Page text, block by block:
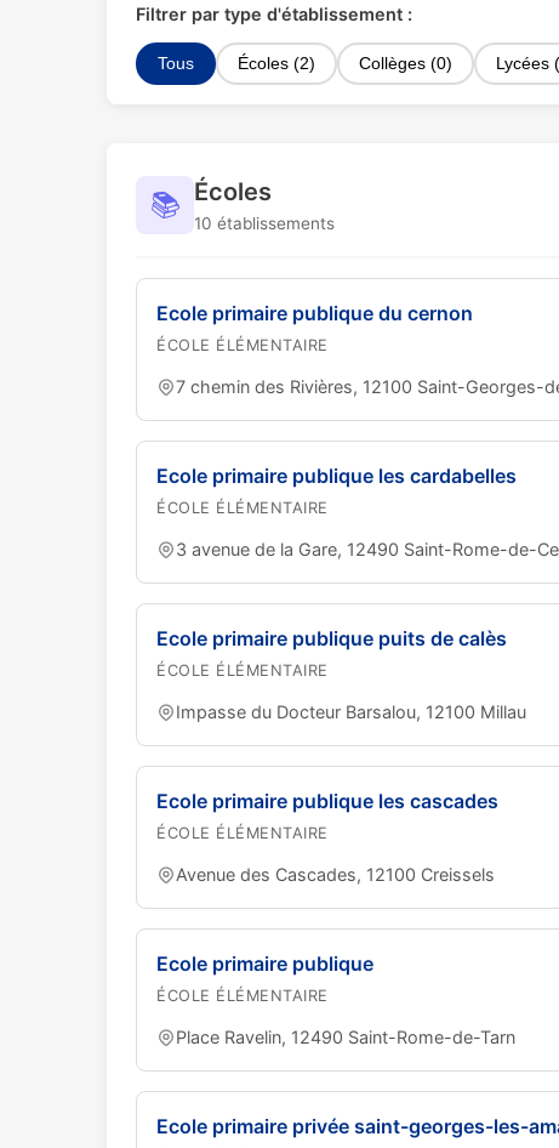
Filtrer par type d'établissement :
Tous Écoles (2) Collèges (0) Lycées
📚 Écoles
10 établissements
Ecole primaire publique du cernon
ÉCOLE ÉLÉMENTAIRE
7 chemin des Rivières, 12100 Saint-Georges-
Ecole primaire publique les cardabelles
ÉCOLE ÉLÉMENTAIRE
3 avenue de la Gare, 12490 Saint-Rome-de-
Ecole primaire publique puits de calès
ÉCOLE ÉLÉMENTAIRE
Impasse du Docteur Barsalou, 12100 Millau
Ecole primaire publique les cascades
ÉCOLE ÉLÉMENTAIRE
Avenue des Cascades, 12100 Creissels
Ecole primaire publique
ÉCOLE ÉLÉMENTAIRE
Place Ravelin, 12490 Saint-Rome-de-Tarn
Ecole primaire privée saint-georges-les-